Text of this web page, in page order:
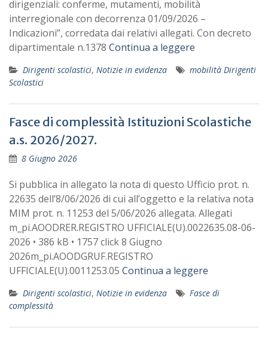
dirigenziali: conferme, mutamenti, mobilità
interregionale con decorrenza 01/09/2026 –
Indicazioni”, corredata dai relativi allegati. Con decreto
dipartimentale n.1378 Continua a leggere
Dirigenti scolastici, Notizie in evidenza
mobilità Dirigenti
Scolastici
Fasce di complessità Istituzioni Scolastiche
a.s. 2026/2027.
8 Giugno 2026
Si pubblica in allegato la nota di questo Ufficio prot. n.
22635 dell’8/06/2026 di cui all’oggetto e la relativa nota
MIM prot. n. 11253 del 5/06/2026 allegata. Allegati
m_pi.AOODRER.REGISTRO UFFICIALE(U).0022635.08-06-
2026 • 386 kB • 1757 click 8 Giugno
2026m_pi.AOODGRUF.REGISTRO
UFFICIALE(U).0011253.05 Continua a leggere
Dirigenti scolastici, Notizie in evidenza
Fasce di
complessità